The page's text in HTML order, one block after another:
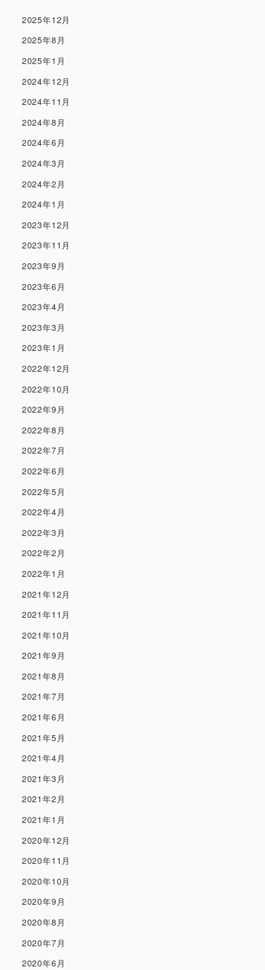
2025年12月
2025年8月
2025年1月
2024年12月
2024年11月
2024年8月
2024年6月
2024年3月
2024年2月
2024年1月
2023年12月
2023年11月
2023年9月
2023年6月
2023年4月
2023年3月
2023年1月
2022年12月
2022年10月
2022年9月
2022年8月
2022年7月
2022年6月
2022年5月
2022年4月
2022年3月
2022年2月
2022年1月
2021年12月
2021年11月
2021年10月
2021年9月
2021年8月
2021年7月
2021年6月
2021年5月
2021年4月
2021年3月
2021年2月
2021年1月
2020年12月
2020年11月
2020年10月
2020年9月
2020年8月
2020年7月
2020年6月